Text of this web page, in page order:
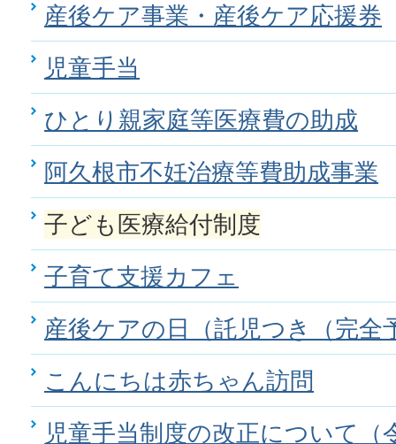
産後ケア事業・産後ケア応援券
児童手当
ひとり親家庭等医療費の助成
阿久根市不妊治療等費助成事業
子ども医療給付制度
子育て支援カフェ
産後ケアの日（託児つき（完全
こんにちは赤ちゃん訪問
児童手当制度の改正について（